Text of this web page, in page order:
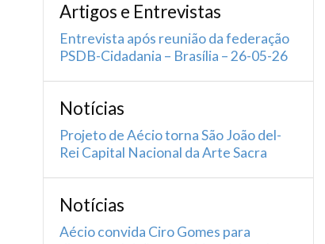
Artigos e Entrevistas
Entrevista após reunião da federação
PSDB-Cidadania – Brasília – 26-05-26
Notícias
Projeto de Aécio torna São João del-
Rei Capital Nacional da Arte Sacra
Notícias
Aécio convida Ciro Gomes para